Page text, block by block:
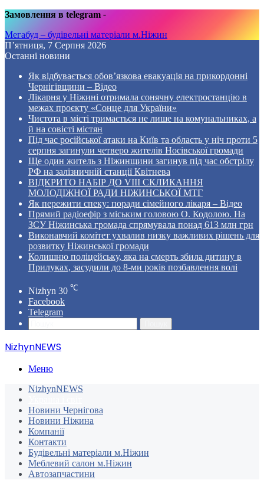
Замовлення в telegram -
Мегабуд – будівельні матеріали м.Ніжин
П’ятниця, 7 Серпня 2026
Останні новини
Як відбувається обов’язкова евакуація на прикордонні
Чернігівщини – Відео
Лікарня у Ніжині отримала сонячну електростанцію в
межах проєкту «Сонце для України»
Чистота в місті тримається не лише на комунальниках, а
й на совісті містян
Під час російської атаки на Київ та область у ніч проти 5
серпня загинули четверо жителів Носівської громади
Ще один житель з Ніжинщини загинув під час обстрілу
РФ на залізничній станції Квітнева
ВІДКРИТО НАБІР ДО VIII СКЛИКАННЯ
МОЛОДІЖНОЇ РАДИ НІЖИНСЬКОЇ МТГ
Як пережити спеку: поради сімейного лікаря – Відео
Прямий радіоефір з міським головою О. Кодолою. На
ЗСУ Ніжинська громада спрямувала понад 613 млн грн
Виконавчий комітет ухвалив низку важливих рішень для
розвитку Ніжинської громади
Колишню поліцейську, яка на смерть збила дитину в
Прилуках, засудили до 8-ми років позбавлення волі
Nizhyn 30 ℃
Facebook
Telegram
NizhynNEWS
Меню
NizhynNEWS
Новини Чернігова
Новини Ніжина
Компанії
Контакти
Будівельні матеріали м.Ніжин
Меблевий салон м.Ніжин
Автозапчастини